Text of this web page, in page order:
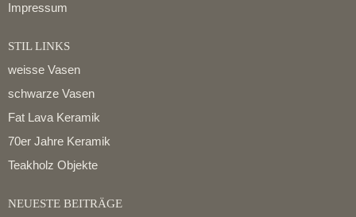
Impressum
STIL LINKS
weisse Vasen
schwarze Vasen
Fat Lava Keramik
70er Jahre Keramik
Teakholz Objekte
NEUESTE BEITRÄGE